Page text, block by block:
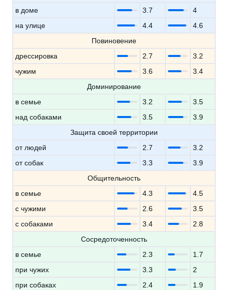
в доме
3.7
4
на улице
4.4
4.6
Повиновение
дрессировка
2.7
3.2
чужим
3.6
3.4
Доминирование
в семье
3.2
3.5
над собаками
3.5
3.9
Защита своей территории
от людей
2.7
3.2
от собак
3.3
3.9
Общительность
в семье
4.3
4.5
с чужими
2.6
3.5
с собаками
3.4
2.8
Сосредоточенность
в семье
2.3
1.7
при чужих
3.3
2
при собаках
2.4
1.9